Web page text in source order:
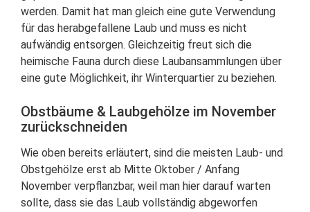
werden. Damit hat man gleich eine gute Verwendung
für das herabgefallene Laub und muss es nicht
aufwändig entsorgen. Gleichzeitig freut sich die
heimische Fauna durch diese Laubansammlungen über
eine gute Möglichkeit, ihr Winterquartier zu beziehen.
Obstbäume & Laubgehölze im November
zurückschneiden
Wie oben bereits erläutert, sind die meisten Laub- und
Obstgehölze erst ab Mitte Oktober / Anfang
November verpflanzbar, weil man hier darauf warten
sollte, dass sie das Laub vollständig abgeworfen